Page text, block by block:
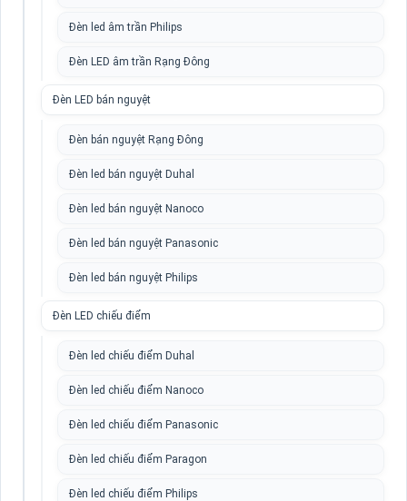
Đèn led âm trần Philips
Đèn LED âm trần Rạng Đông
Đèn LED bán nguyệt
Đèn bán nguyệt Rạng Đông
Đèn led bán nguyệt Duhal
Đèn led bán nguyệt Nanoco
Đèn led bán nguyệt Panasonic
Đèn led bán nguyệt Philips
Đèn LED chiếu điểm
Đèn led chiếu điểm Duhal
Đèn led chiếu điểm Nanoco
Đèn led chiếu điểm Panasonic
Đèn led chiếu điểm Paragon
Đèn led chiếu điểm Philips